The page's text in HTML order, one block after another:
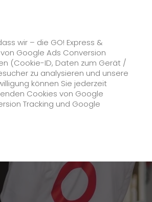
Value Added Services
+
wir – die GO! Express &
Google Ads Conversion
(Cookie-ID, Daten zum Gerät /
zu analysieren und unsere
können Sie jederzeit
Cookies von Google
Tracking und Google